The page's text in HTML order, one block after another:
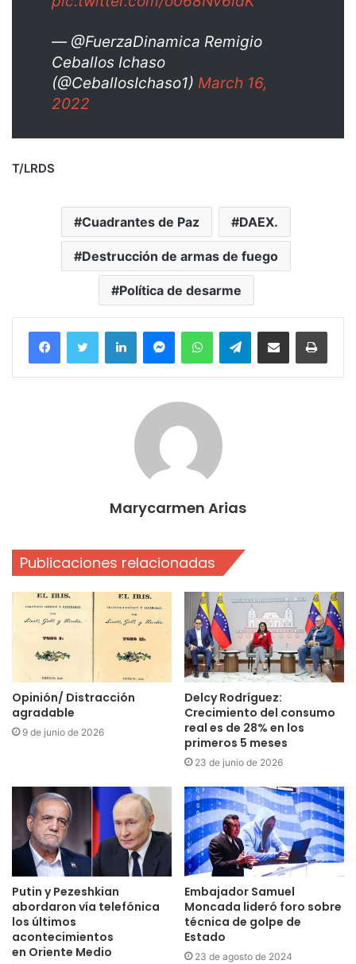
— @FuerzaDinamica Remigio
Ceballos Ichaso
(@CeballosIchaso1) March 16,
2022
T/LRDS
Cuadrantes de Paz DAEX.
Destrucción de armas de fuego
Política de desarme
FacebookTwitter LinkedInMessengerWhatsAppTelegramCompartir por correo electrónico
Marycarmen Arias
Publicaciones relacionadas
Opinión/ Distracción
agradable
9 de junio de 2026
Delcy Rodríguez:
Crecimiento del consumo
real es de 28% en los
primeros 5 meses
23 de junio de 2026
Putin y Pezeshkian
abordaron vía telefónica
los últimos
acontecimientos
en Oriente Medio
Embajador Samuel
Moncada lideró foro sobre
técnica de golpe de
Estado
23 de agosto de 2024